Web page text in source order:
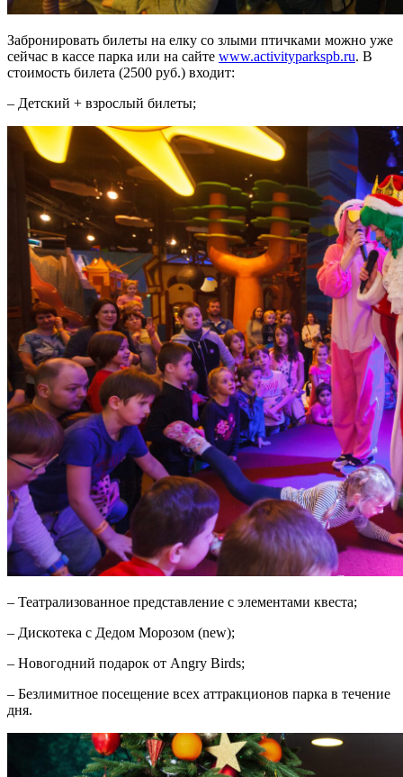
Забронировать билеты на елку со злыми птичками можно уже
сейчас в кассе парка или на сайте www.activityparkspb.ru. В
стоимость билета (2500 руб.) входит:
– Детский + взрослый билеты;
– Театрализованное представление с элементами квеста;
– Дискотека с Дедом Морозом (new);
– Новогодний подарок от Angry Birds;
– Безлимитное посещение всех аттракционов парка в течение
дня.